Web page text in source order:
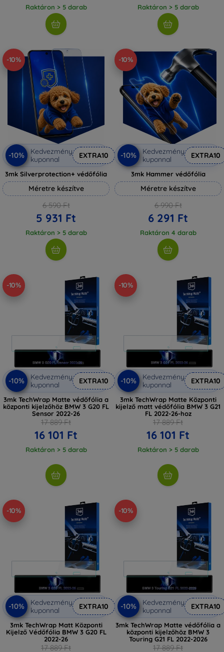
Raktáron > 5 darab Raktáron > 5 darab
-10%
-10%
Kedvezmény
kuponnal
EXTRA10
3mk Silverprotection+ védőfólia
Méretre készítve
6 590 Ft
5 931 Ft
Raktáron > 5 darab
-10%
-10%
Kedvezmény
kuponnal
EXTRA10
3mk Hammer védőfólia
Méretre készítve
6 990 Ft
6 291 Ft
Raktáron 4 darab
-10%
-10%
Kedvezmény
kuponnal
EXTRA10
3mk TechWrap Matte védőfólia a
központi kijelzőhöz BMW 3 G20 FL
Sensor 2022-26
17 889 Ft
16 101 Ft
Raktáron > 5 darab
-10%
-10%
Kedvezmény
kuponnal
EXTRA10
3mk TechWrap Matte Központi
kijelző matt védőfólia BMW 3 G21
FL 2022-26-hoz
17 889 Ft
16 101 Ft
Raktáron > 5 darab
-10%
-10%
Kedvezmény
kuponnal
EXTRA10
3mk TechWrap Matt Központi
Kijelző Védőfólia BMW 3 G20 FL
2022-26
17 889 Ft
-10%
-10%
Kedvezmény
kuponnal
EXTRA10
3mk TechWrap Matte védőfólia a
központi kijelzőhöz BMW 3
Touring G21 FL 2022-2026
17 889 Ft